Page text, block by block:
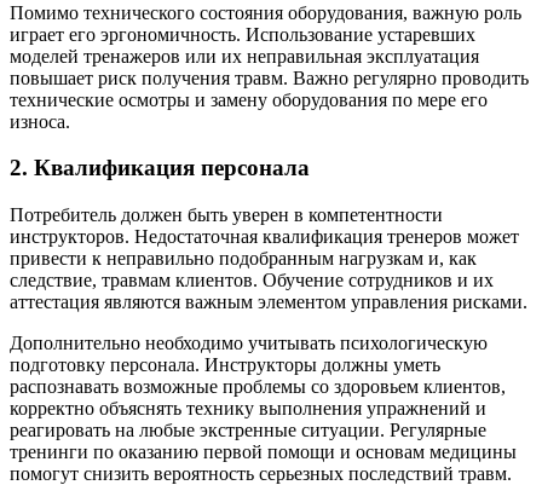
Помимо технического состояния оборудования, важную роль
играет его эргономичность. Использование устаревших
моделей тренажеров или их неправильная эксплуатация
повышает риск получения травм. Важно регулярно проводить
технические осмотры и замену оборудования по мере его
износа.
2. Квалификация персонала
Потребитель должен быть уверен в компетентности
инструкторов. Недостаточная квалификация тренеров может
привести к неправильно подобранным нагрузкам и, как
следствие, травмам клиентов. Обучение сотрудников и их
аттестация являются важным элементом управления рисками.
Дополнительно необходимо учитывать психологическую
подготовку персонала. Инструкторы должны уметь
распознавать возможные проблемы со здоровьем клиентов,
корректно объяснять технику выполнения упражнений и
реагировать на любые экстренные ситуации. Регулярные
тренинги по оказанию первой помощи и основам медицины
помогут снизить вероятность серьезных последствий травм.